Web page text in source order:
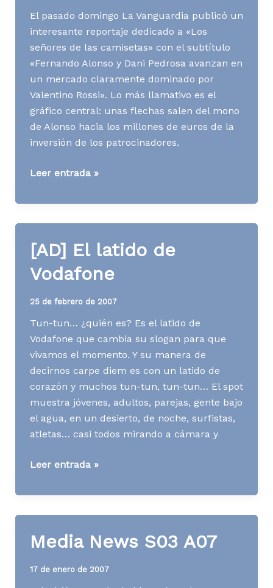
El pasado domingo La Vanguardia publicó un
interesante reportaje dedicado a «Los
señores de las camisetas» con el subtítulo
«Fernando Alonso y Dani Pedrosa avanzan en
un mercado claramente dominado por
Valentino Rossi». Lo más llamativo es el
gráfico central: unas flechas salen del mono
de Alonso hacia los millones de euros de la
inversión de los patrocinadores.
[AD]
VS
Leer entrada »
[AD] El latido de
Vodafone
25 de febrero de 2007
Tun-tun… ¿quién es? Es el latido de
Vodafone que cambia su slogan para que
vivamos el momento. Y su manera de
decirnos carpe diem es con un latido de
corazón y muchos tun-tun, tun-tun… El spot
muestra jóvenes, adultos, parejas, gente bajo
el agua, en un desierto, de noche, surfistas,
atletas… casi todos mirando a cámara y
[AD]
latido
Leer entrada »
Media News S03 A07
17 de enero de 2007